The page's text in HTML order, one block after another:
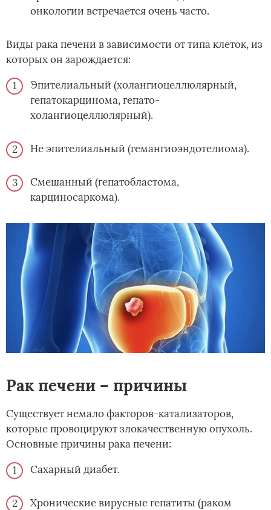
онкологии встречается очень часто.
Виды рака печени в зависимости от типа клеток, из
которых он зарождается:
Эпителиальный (холангиоцеллюлярный,
гепатокарцинома, гепато-
холангиоцеллюлярный).
Не эпителиальный (гемангиоэндотелиома).
Смешанный (гепатобластома,
карциносаркома).
Рак печени – причины
Существует немало факторов-катализаторов,
которые провоцируют злокачественную опухоль.
Основные причины рака печени:
Сахарный диабет.
Хронические вирусные гепатиты (раком